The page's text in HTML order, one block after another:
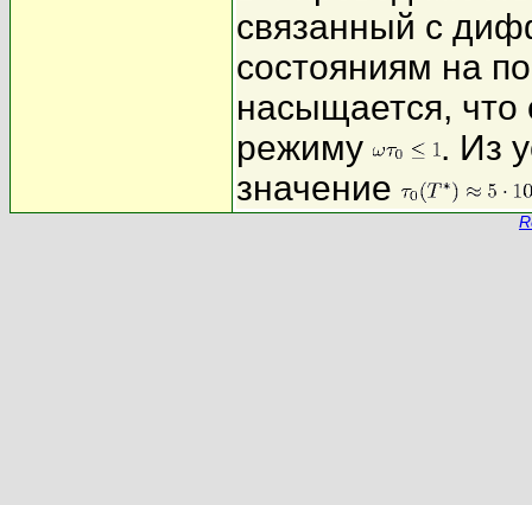
связанный с
состояниям на
насыщается, что
режиму
. Из
значение